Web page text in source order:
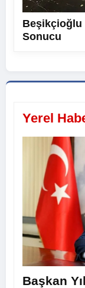
Beşikçioğlu
Sonucu
Yerel
Başkan